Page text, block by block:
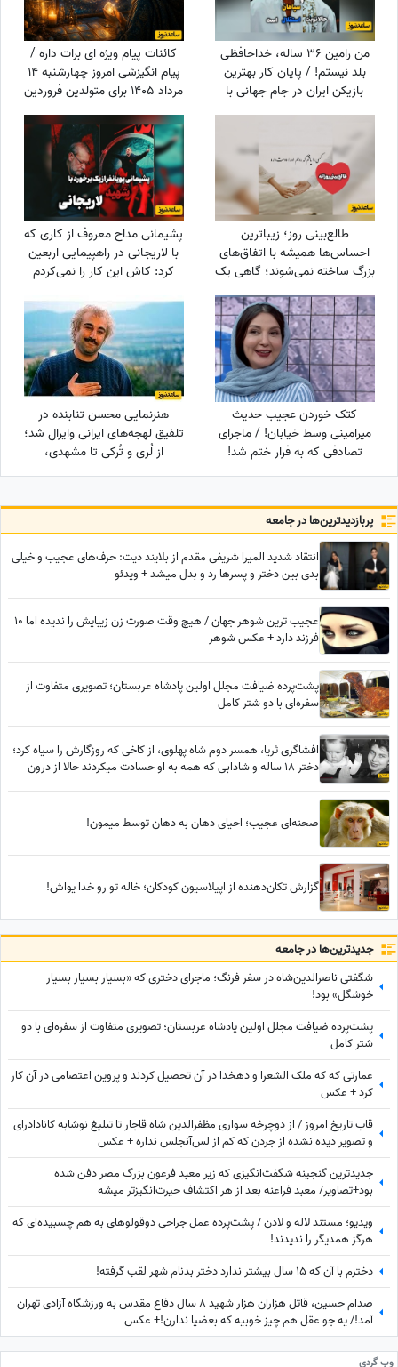
من رامین 36 ساله، خداحافظی
بلد نیستم! / پایان کار بهترین
بازیکن ایران در جام جهانی با
استقلال تهران
کائنات پیام ویژه ای برات داره /
پیام انگیزشی امروز چهارشنبه 14
مرداد 1405 برای متولدین فروردین
تا اسفند: اگر می‌خواهیش رهاش
نکن + ویدئو
طالع‌بینی روز؛ زیباترین
احساس‌ها همیشه با اتفاق‌های
بزرگ ساخته نمی‌شوند؛ گاهی یک
نگاه یا یک توجه کوتاه می‌تواند
یک روز معمولی را به خاطره‌ای
خاص تبدیل کند / پنج‌شنبه 15
مرداد 1405
پشیمانی مداح معروف از کاری که
با لاریجانی در راهپیمایی اربعین
کرد: کاش این کار را نمی‌کردم
کتک خوردن عجیب حدیث
میرامینی وسط خیابان! / ماجرای
تصادفی که به فرار ختم شد!
هنرنمایی محسن تنابنده در
تلفیق لهجه‌های ایرانی وایرال شد؛
از لُری و تُرکی تا مشهدی،
مازندرانی و فارسی دری + ویدئو
پربازدید‌ترین‌ها در جامعه
انتقاد شدید المیرا شریفی مقدم از بلایند دیت: حرف‌های عجیب و خیلی
بدی بین دختر و پسرها رد و بدل میشد + ویدئو
عجیب ترین شوهر جهان / هیچ وقت صورت زن زیبایش را ندیده اما 10
فرزند دارد + عکس شوهر
پشت‌پرده ضیافت مجلل اولین پادشاه عربستان؛ تصویری متفاوت از
سفره‌ای با دو شتر کامل
افشاگری ثریا، همسر دوم شاه پهلوی، از کاخی که روزگارش را سیاه کرد؛
دختر 18 ساله و شادابی که همه به او حسادت میکردند حالا از درون
صحنه‌ای عجیب؛ احیای دهان به دهان توسط میمون!
گزارش تکان‌دهنده از اپیلاسیون کودکان؛ خاله تو رو خدا یواش!
جدید‌ترین‌ها در جامعه
شگفتی ناصرالدین‌شاه در سفر فرنگ؛ ماجرای دختری که «بسیار بسیار بسیار
خوشگل» بود!
پشت‌پرده ضیافت مجلل اولین پادشاه عربستان؛ تصویری متفاوت از سفره‌ای با دو
شتر کامل
عمارتی که که ملک الشعرا و دهخدا در آن تحصیل کردند و پروین اعتصامی در آن کار
کرد + عکس
قاب تاریخ امروز / از دوچرخه سواری مظفرالدین شاه قاجار تا تبلیغ نوشابه ‌کانادادرای
و تصویر دیده نشده از جردن که کم از لس‌آنجلس نداره + عکس
جدیدترین گنجینه شگفت‌انگیزی که زیر معبد فرعون بزرگ مصر دفن شده
بود+تصاویر/ معبد فراعنه بعد از هر اکتشاف حیرت‌انگیزتر میشه
ویدیو؛ مستند لاله و لادن / پشت‌پرده عمل جراحی دوقولوهای به هم چسبیده‌ای که
هرگز همدیگر را ندیدند!
دخترم با آن که ۱۵ سال بیشتر ندارد دختر بدنام شهر لقب گرفته!
صدام حسین، قاتل هزاران هزار شهید 8 سال دفاع مقدس به ورزشگاه آزادی تهران
آمد!/ یه جو عقل هم چیز خوبیه که بعضیا ندارن!+ عکس
وب گردی